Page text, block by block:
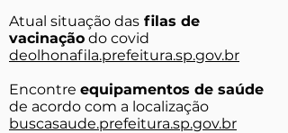
Atual situação das filas de
vacinação do covid
deolhonafila.prefeitura.sp.gov.br
Encontre equipamentos de saúde
de acordo com a localização
buscasaude.prefeitura.sp.gov.br